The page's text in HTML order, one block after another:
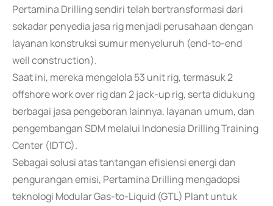
Pertamina Drilling sendiri telah bertransformasi dari
sekadar penyedia jasa rig menjadi perusahaan dengan
layanan konstruksi sumur menyeluruh (end-to-end
well construction).
Saat ini, mereka mengelola 53 unit rig, termasuk 2
offshore work over rig dan 2 jack-up rig, serta didukung
berbagai jasa pengeboran lainnya, layanan umum, dan
pengembangan SDM melalui Indonesia Drilling Training
Center (IDTC).
Sebagai solusi atas tantangan efisiensi energi dan
pengurangan emisi, Pertamina Drilling mengadopsi
teknologi Modular Gas-to-Liquid (GTL) Plant untuk